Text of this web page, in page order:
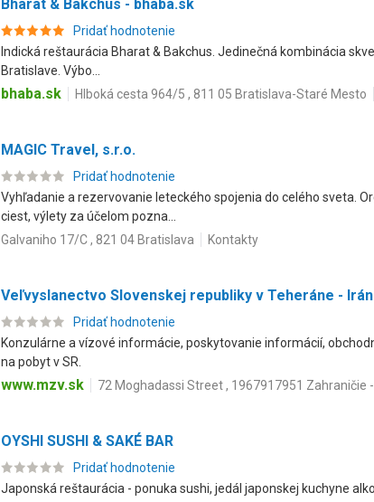
Bharat & Bakchus - bhaba.sk
Pridať hodnotenie
Indická reštaurácia Bharat & Bakchus. Jedinečná kombinácia
Bratislave. Výbo...
bhaba.sk Hlboká cesta 964/5 , 811 05 Bratislava-Staré Mesto
MAGIC Travel, s.r.o.
Pridať hodnotenie
Vyhľadanie a rezervovanie leteckého spojenia do celého sveta.
ciest, výlety za účelom pozna...
Galvaniho 17/C , 821 04 Bratislava
Kontakty
Veľvyslanectvo Slovenskej republiky v Teheráne - Irán
Pridať hodnotenie
Konzulárne a vízové informácie, poskytovanie informácií,
na pobyt v SR.
www.mzv.sk 72 Moghadassi Street , 1967917951 Zahraničie
OYSHI SUSHI & SAKÉ BAR
Pridať hodnotenie
Japonská reštaurácia - ponuka sushi, jedál japonskej kuchyne